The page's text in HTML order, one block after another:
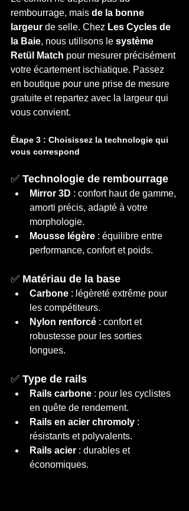
rembourrage, mais de la bonne
largeur de selle. Chez Les Cycles de
la Baie, nous utilisons le système
Retül Match pour mesurer précisément
votre écartement ischiatique. Passez
en boutique pour une prise de mesure
gratuite et repartez avec la largeur qui
vous convient.
Étape 3 : Choisissez la technologie qui
vous correspond
✅ Technologie de rembourrage
Mirror 3D : confort haut de gamme,
amorti précis, adapté à votre
morphologie.
Mousse légère : équilibre entre
performance, confort et poids.
✅ Matériau de la base
Carbone : légèreté extrême pour
les compétiteurs.
Nylon renforcé : confort et
robustesse pour les sorties
longues.
✅ Type de rails
Rails carbone : pour les cyclistes
en quête de rendement.
Rails en acier chromoly :
résistants et polyvalents.
Rails acier : durables et
économiques.